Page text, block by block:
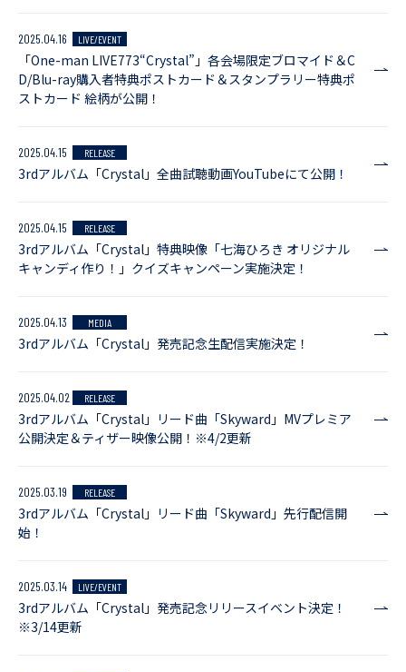
2025.04.16 LIVE/EVENT
「One-man LIVE773“Crystal”」各会場限定ブロマイド＆C
D/Blu-ray購入者特典ポストカード＆スタンプラリー特典ポ
ストカード 絵柄が公開！
2025.04.15 RELEASE
3rdアルバム「Crystal」全曲試聴動画YouTubeにて公開！
2025.04.15 RELEASE
3rdアルバム「Crystal」特典映像「七海ひろき オリジナル
キャンディ作り！」クイズキャンペーン実施決定！
2025.04.13 MEDIA
3rdアルバム「Crystal」発売記念生配信実施決定！
2025.04.02 RELEASE
3rdアルバム「Crystal」リード曲「Skyward」MVプレミア
公開決定＆ティザー映像公開！※4/2更新
2025.03.19 RELEASE
3rdアルバム「Crystal」リード曲「Skyward」先行配信開
始！
2025.03.14 LIVE/EVENT
3rdアルバム「Crystal」発売記念リリースイベント決定！
※3/14更新